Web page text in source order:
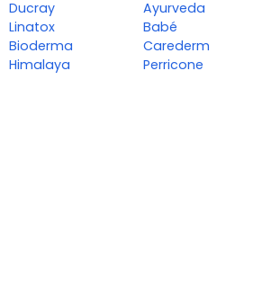
Ducray
Linatox
Bioderma
Himalaya
Ayurveda
Babé
Carederm
Perricone